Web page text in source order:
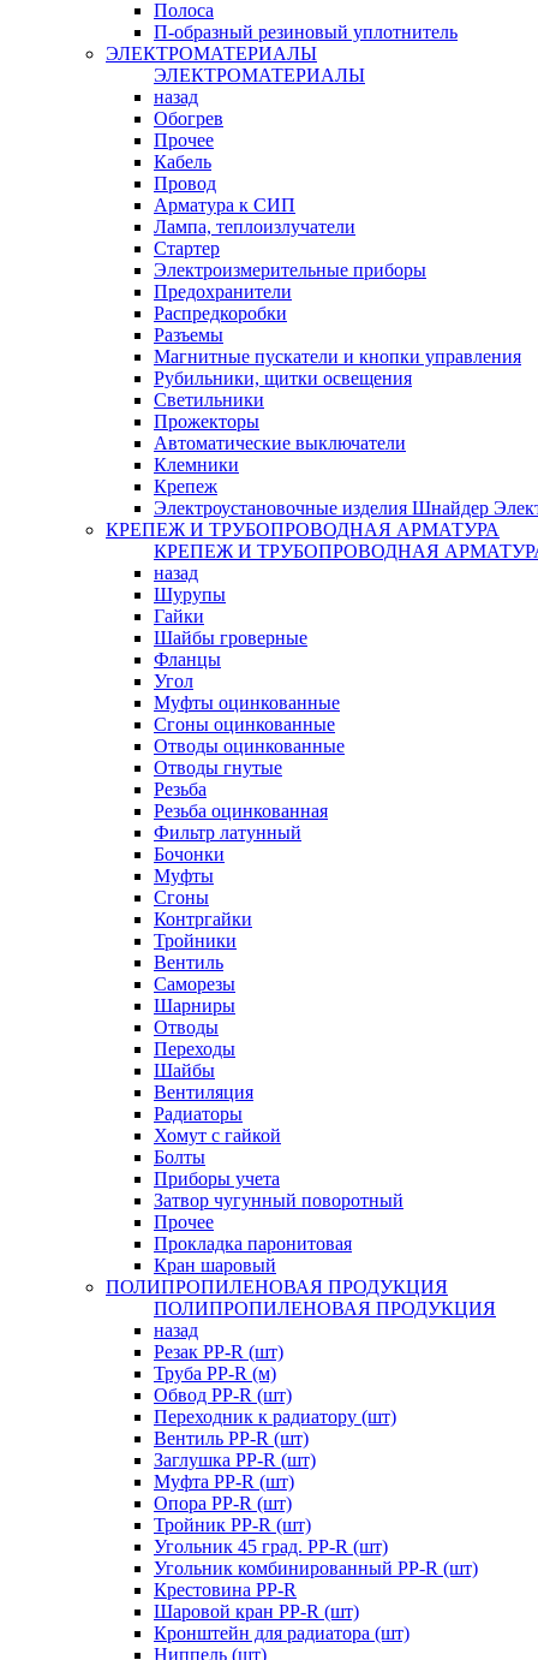
Полоса
П-образный резиновый уплотнитель
ЭЛЕКТРОМАТЕРИАЛЫ
ЭЛЕКТРОМАТЕРИАЛЫ
назад
Обогрев
Прочее
Кабель
Провод
Арматура к СИП
Лампа, теплоизлучатели
Стартер
Электроизмерительные приборы
Предохранители
Распредкоробки
Разъемы
Магнитные пускатели и кнопки управления
Рубильники, щитки освещения
Светильники
Прожекторы
Автоматические выключатели
Клемники
Крепеж
Электроустановочные изделия Шнайдер
КРЕПЕЖ И ТРУБОПРОВОДНАЯ АРМАТУРА
КРЕПЕЖ И ТРУБОПРОВОДНАЯ
назад
Шурупы
Гайки
Шайбы гроверные
Фланцы
Угол
Муфты оцинкованные
Сгоны оцинкованные
Отводы оцинкованные
Отводы гнутые
Резьба
Резьба оцинкованная
Фильтр латунный
Бочонки
Муфты
Сгоны
Контргайки
Тройники
Вентиль
Саморезы
Шарниры
Отводы
Переходы
Шайбы
Вентиляция
Радиаторы
Хомут с гайкой
Болты
Приборы учета
Затвор чугунный поворотный
Прочее
Прокладка паронитовая
Кран шаровый
ПОЛИПРОПИЛЕНОВАЯ ПРОДУКЦИЯ
ПОЛИПРОПИЛЕНОВАЯ ПРОДУКЦИЯ
назад
Резак PP-R (шт)
Труба PP-R (м)
Обвод PP-R (шт)
Переходник к радиатору (шт)
Вентиль PP-R (шт)
Заглушка PP-R (шт)
Муфта PP-R (шт)
Опора PP-R (шт)
Тройник PP-R (шт)
Угольник 45 град. PP-R (шт)
Угольник комбинированный PP-R (шт)
Крестовина PP-R
Шаровой кран PP-R (шт)
Кронштейн для радиатора (шт)
Ниппель (шт)